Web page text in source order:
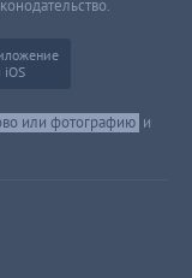
iOS
или фотографию и